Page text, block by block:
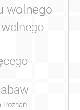
wolnego
Poznań